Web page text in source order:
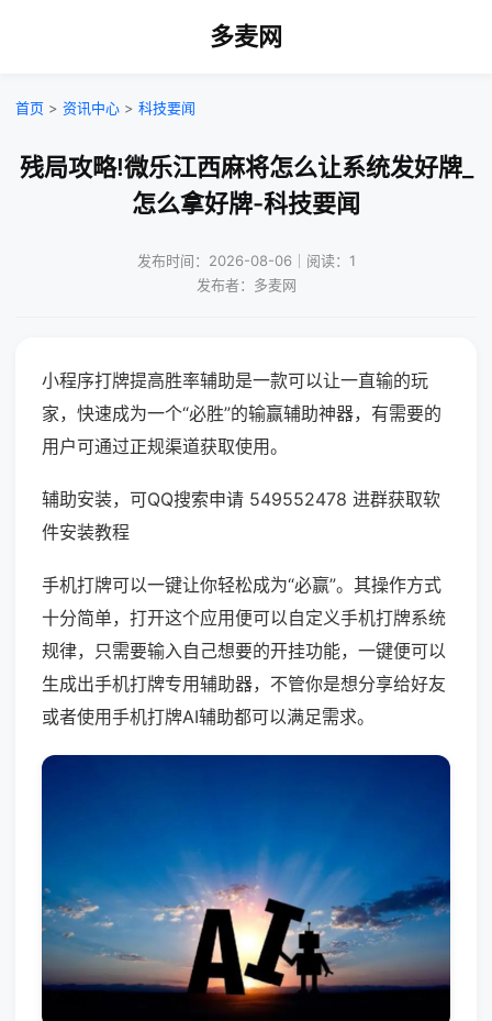
多麦网
首页 > 资讯中心 > 科技要闻
残局攻略!微乐江西麻将怎么让系统发好牌_
怎么拿好牌-科技要闻
发布时间：2026-08-06｜阅读：1
发布者：多麦网
小程序打牌提高胜率辅助是一款可以让一直输的玩
家，快速成为一个“必胜”的输赢辅助神器，有需要的
用户可通过正规渠道获取使用。
辅助安装，可QQ搜索申请 549552478 进群获取软
件安装教程
手机打牌可以一键让你轻松成为“必赢”。其操作方式
十分简单，打开这个应用便可以自定义手机打牌系统
规律，只需要输入自己想要的开挂功能，一键便可以
生成出手机打牌专用辅助器，不管你是想分享给好友
或者使用手机打牌AI辅助都可以满足需求。